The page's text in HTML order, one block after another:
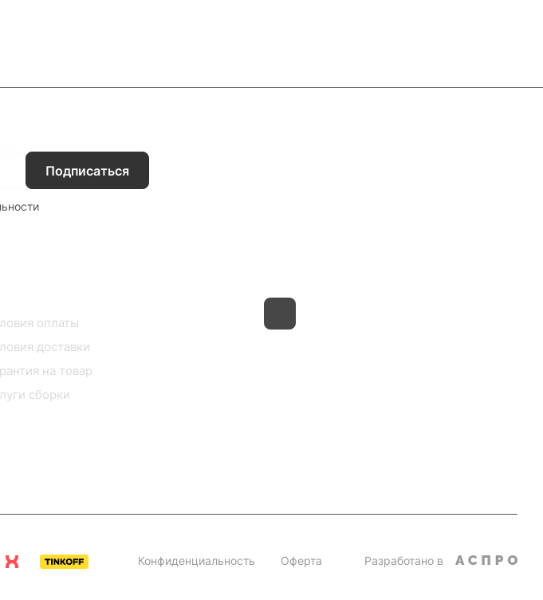
Подписаться
оплаты
доставки
на товар
сборки
Конфиденциальность Оферта Разработано в